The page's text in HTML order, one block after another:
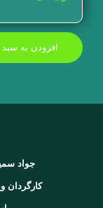
افزودن به
جواد
کارگردان